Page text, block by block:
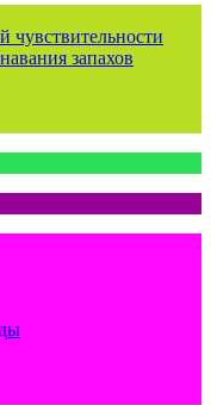
чувствительности
запахов